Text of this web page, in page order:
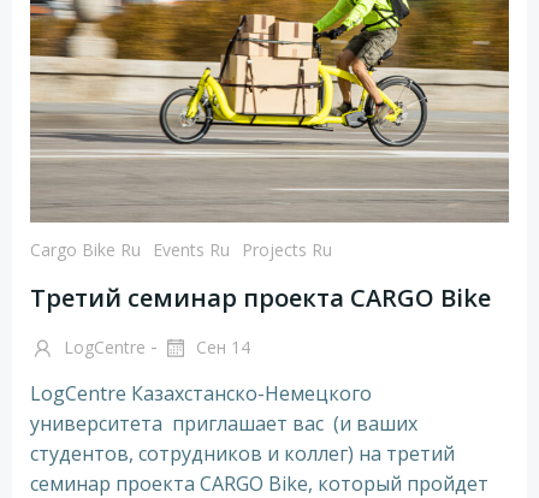
Cargo Bike Ru Events Ru Projects Ru
Третий семинар проекта CARGO Bike
LogCentre - Сен 14
LogCentre Казахстанско-Немецкого
университета приглашает вас (и ваших
студентов, сотрудников и коллег) на третий
семинар проекта CARGO Bike, который пройдет